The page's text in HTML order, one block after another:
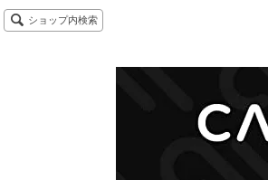
ショップ内検索